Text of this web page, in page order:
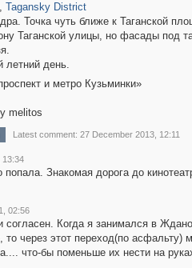
Tagansky District
Точка чуть ближе к Таганской
Таганской улицы, но фасады под
летний день.
и метро Кузьминки»
melitos
Latest comment: 27 December 2013, 12:11
13:34
попала. Знакомая дорога до
02:56
Когда я занимался в
то через этот переход(по асфальту)
что-бы поменьше их нести на